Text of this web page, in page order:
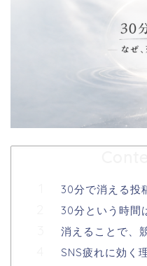
30分で消える投
30分という時間
消えることで、
SNS疲れに効く